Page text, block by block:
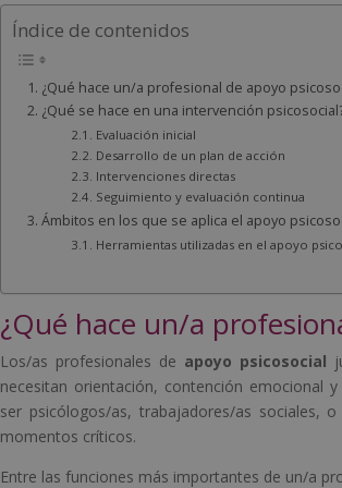
Índice de contenidos
¿Qué hace un/a profesional de apoyo
¿Qué se hace en una intervención
Evaluación inicial
Desarrollo de un plan de acción
Intervenciones directas
Seguimiento y evaluación continua
Ámbitos en los que se aplica el apoyo
Herramientas utilizadas en el apoyo
¿Qué hace un/a
Los/as profesionales de apoyo psicosocial
necesitan orientación, contención emocional
ser psicólogos/as, trabajadores/as sociales,
momentos críticos.
Entre las funciones más importantes de un/a